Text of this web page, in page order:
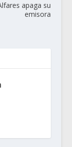
apaga su
emisora